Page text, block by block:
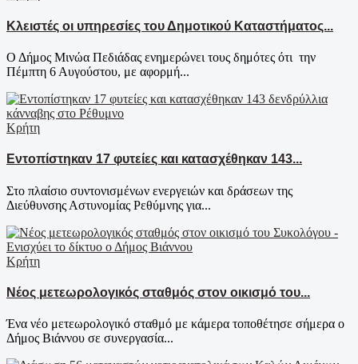
Κλειστές οι υπηρεσίες του Δημοτικού Καταστήματος...
Ο Δήμος Μινώα Πεδιάδας ενημερώνει τους δημότες ότι την
Πέμπτη 6 Αυγούστου, με αφορμή...
Κρήτη
Εντοπίστηκαν 17 φυτείες και κατασχέθηκαν 143...
Στο πλαίσιο συντονισμένων ενεργειών και δράσεων της
Διεύθυνσης Αστυνομίας Ρεθύμνης για...
Κρήτη
Νέος μετεωρολογικός σταθμός στον οικισμό του...
Ένα νέο μετεωρολογικό σταθμό με κάμερα τοποθέτησε σήμερα ο
Δήμος Βιάννου σε συνεργασία...